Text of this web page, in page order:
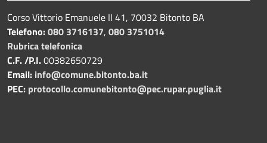
Corso Vittorio Emanuele II 41, 70032 Bitonto BA
Telefono:080 3716137, 080 3751014
Rubrica telefonica
C.F. /P.I.00382650729
Email: info@comune.bitonto.ba.it
PEC: protocollo.comunebitonto@pec.rupar.puglia.it